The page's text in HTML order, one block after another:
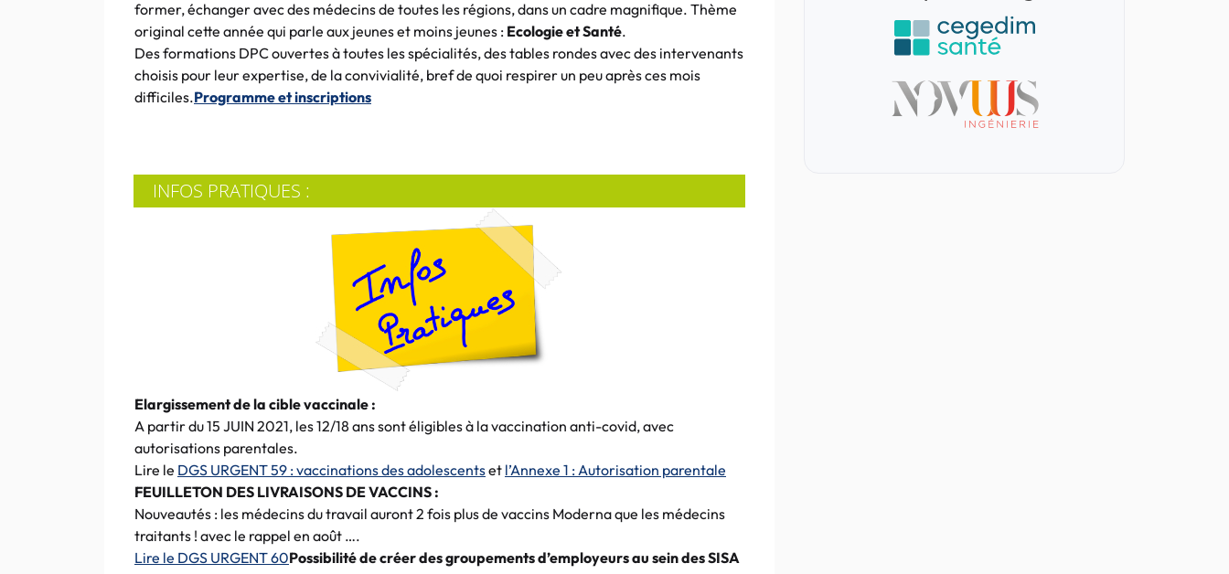
former, échanger avec des médecins de toutes les régions, dans un cadre magnifique. Thème
original cette année qui parle aux jeunes et moins jeunes : Ecologie et Santé.
Des formations DPC ouvertes à toutes les spécialités, des tables rondes avec des intervenants
choisis pour leur expertise, de la convivialité, bref de quoi respirer un peu après ces mois
difficiles.Programme et inscriptions
INFOS PRATIQUES :
Elargissement de la cible vaccinale :
A partir du 15 JUIN 2021, les 12/18 ans sont éligibles à la vaccination anti-covid, avec
autorisations parentales.
Lire le DGS URGENT 59 : vaccinations des adolescentset l’Annexe 1 : Autorisation parentale
FEUILLETON DES LIVRAISONS DE VACCINS :
Nouveautés : les médecins du travail auront 2 fois plus de vaccins Moderna que les médecins
traitants ! avec le rappel en août ….
Lire le DGS URGENT 60Possibilité de créer des groupements d’employeurs au sein des SISA